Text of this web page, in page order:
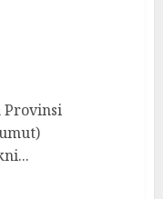
Provinsi